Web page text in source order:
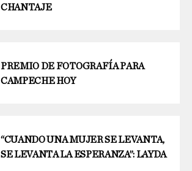
CHANTAJE
PREMIO DE FOTOGRAFÍA PARA
CAMPECHE HOY
“CUANDO UNA MUJER SE LEVANTA,
SE LEVANTA LA ESPERANZA”: LAYDA